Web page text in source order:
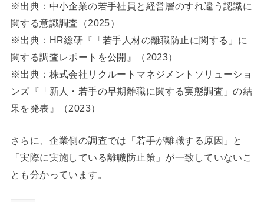
※出典：中小企業の若手社員と経営層のすれ違う認識に
関する意識調査（2025）
※出典：HR総研『「若手人材の離職防止に関する」に
関する調査レポートを公開』（2023）
※出典：株式会社リクルートマネジメントソリューショ
ンズ『「新人・若手の早期離職に関する実態調査」の結
果を発表』（2023）
さらに、企業側の調査では「若手が離職する原因」と
「実際に実施している離職防止策」が一致していないこ
とも分かっています。